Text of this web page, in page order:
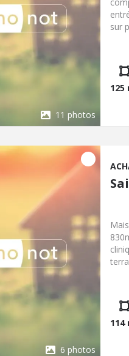
11 photos
sur
125
6 photos
114